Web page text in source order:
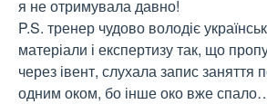
я не отримувала давно!
P.S. тренер чудово володіє
матеріали і експертизу так, що
через івент, слухала запис заняття
одним оком, бо інше око вже